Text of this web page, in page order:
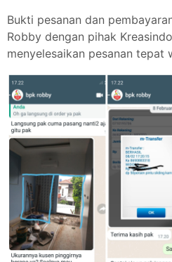
Bukti pesanan dan
Robby dengan pihak
menyelesaikan pesanan tepat